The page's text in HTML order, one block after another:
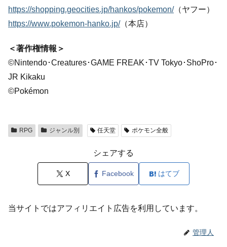
https://shopping.geocities.jp/hankos/pokemon/（ヤフー）
https://www.pokemon-hanko.jp/（本店）
＜著作権情報＞
©Nintendo･Creatures･GAME FREAK･TV Tokyo･ShoPro･
JR Kikaku
©Pokémon
RPG ジャンル別 任天堂 ポケモン全般
シェアする
X Facebook はてブ
当サイトではアフィリエイト広告を利用しています。
管理人